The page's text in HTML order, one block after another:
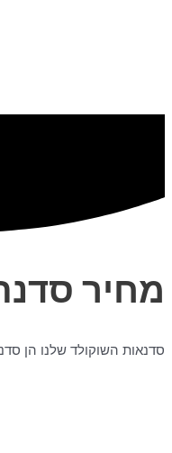
מחיר
סדנאות השוקולד שלנו הן